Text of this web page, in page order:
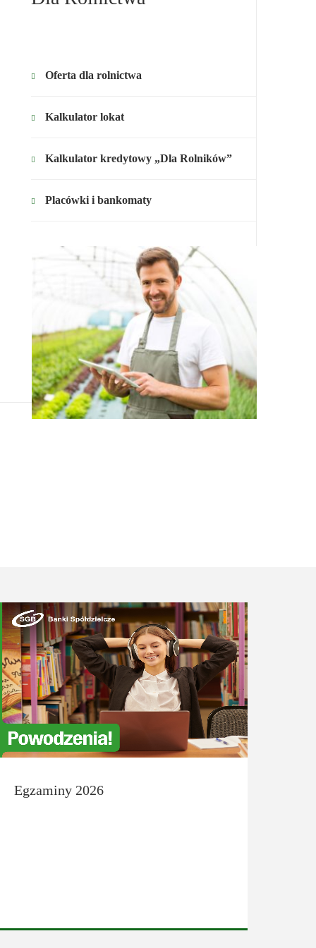
Oferta dla rolnictwa
Kalkulator lokat
Kalkulator kredytowy „Dla Rolników”
Placówki i bankomaty
Egzaminy 2026